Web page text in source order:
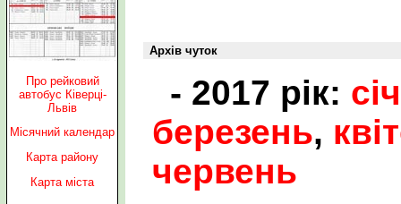
Про рейковий
автобус Ківерці-
Львів
Місячний календар
Карта району
Карта міста
Архів чуток
- 2017 рік:
березень,
червень